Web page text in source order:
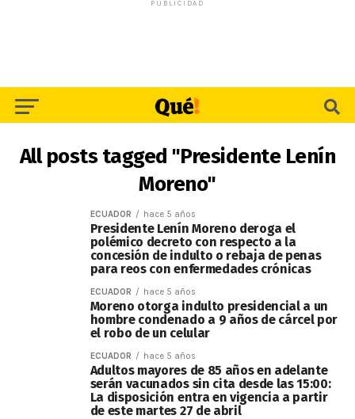
PUBLICIDAD
All posts tagged "Presidente Lenín
Moreno"
ECUADOR hace 5 años
Presidente Lenín Moreno deroga el
polémico decreto con respecto a la
concesión de indulto o rebaja de penas
para reos con enfermedades crónicas
ECUADOR hace 5 años
Moreno otorga indulto presidencial a un
hombre condenado a 9 años de cárcel por
el robo de un celular
ECUADOR hace 5 años
Adultos mayores de 85 años en adelante
serán vacunados sin cita desde las 15:00:
La disposición entra en vigencia a partir
de este martes 27 de abril